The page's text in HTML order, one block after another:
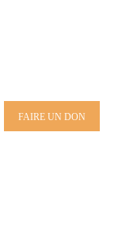
FAIRE UN DON